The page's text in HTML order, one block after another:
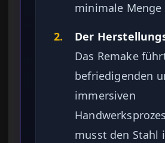
minimale Menge
2.
Der
Das Remake
befriedigenden
immersiven
musst den Stahl